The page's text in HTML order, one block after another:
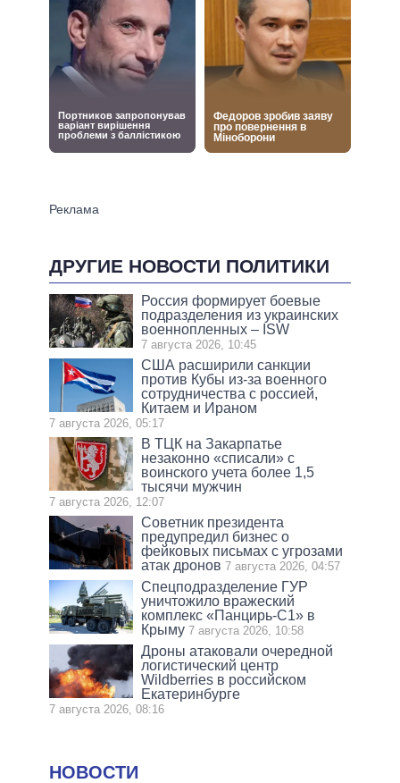
ДРУГИЕ НОВОСТИ ПОЛИТИКИ
Россия формирует боевые
подразделения из украинских
военнопленных – ISW
7 августа 2026, 10:45
США расширили санкции
против Кубы из-за военного
сотрудничества с россией,
Китаем и Ираном
7 августа 2026, 05:17
В ТЦК на Закарпатье
незаконно «списали» с
воинского учета более 1,5
тысячи мужчин
7 августа 2026, 12:07
Советник президента
предупредил бизнес о
фейковых письмах с угрозами
атак дронов 7 августа 2026, 04:57
Спецподразделение ГУР
уничтожило вражеский
комплекс «Панцирь-С1» в
Крыму 7 августа 2026, 10:58
Дроны атаковали очередной
логистический центр
Wildberries в российском
Екатеринбурге
7 августа 2026, 08:16
НОВОСТИ